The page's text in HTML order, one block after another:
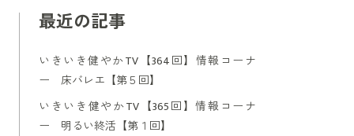
最近の記事
いきいき健やかTV【364回】情報コーナ
ー 床バレエ【第５回】
いきいき健やかTV【365回】情報コーナ
ー 明るい終活【第１回】